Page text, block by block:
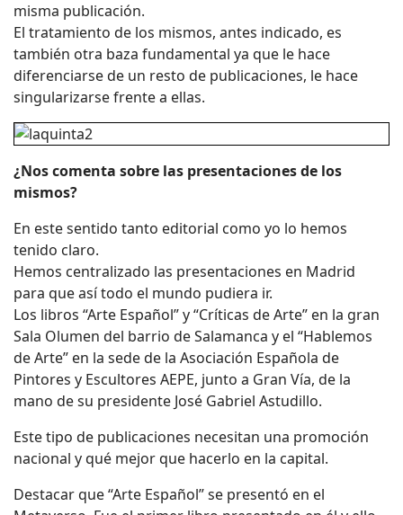
misma publicación.
El tratamiento de los mismos, antes indicado, es
también otra baza fundamental ya que le hace
diferenciarse de un resto de publicaciones, le hace
singularizarse frente a ellas.
¿Nos comenta sobre las presentaciones de los
mismos?
En este sentido tanto editorial como yo lo hemos
tenido claro.
Hemos centralizado las presentaciones en Madrid
para que así todo el mundo pudiera ir.
Los libros “Arte Español” y “Críticas de Arte” en la gran
Sala Olumen del barrio de Salamanca y el “Hablemos
de Arte” en la sede de la Asociación Española de
Pintores y Escultores AEPE, junto a Gran Vía, de la
mano de su presidente José Gabriel Astudillo.
Este tipo de publicaciones necesitan una promoción
nacional y qué mejor que hacerlo en la capital.
Destacar que “Arte Español” se presentó en el